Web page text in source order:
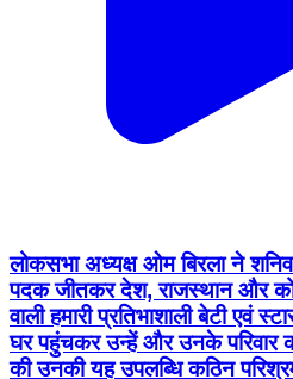
लोकसभा अध्यक्ष ओम बिरला ने
पदक जीतकर देश, राजस्थान और
वाली हमारी प्रतिभाशाली बेटी एवं
घर पहुंचकर उन्हें और उनके परिवार
की उनकी यह उपलब्धि कठिन